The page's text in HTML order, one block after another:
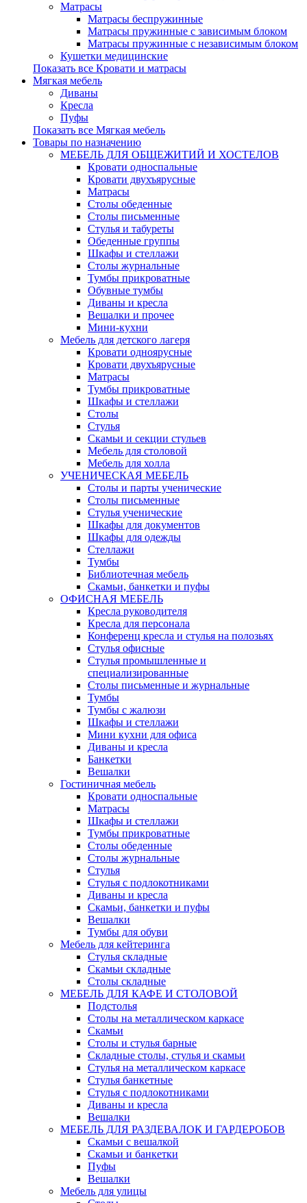
Матрасы
Матрасы беспружинные
Матрасы пружинные с зависимым блоком
Матрасы пружинные с независимым блоком
Кушетки медицинские
Показать все Кровати и матрасы
Мягкая мебель
Диваны
Кресла
Пуфы
Показать все Мягкая мебель
Товары по назначению
МЕБЕЛЬ ДЛЯ ОБЩЕЖИТИЙ И ХОСТЕЛОВ
Кровати односпальные
Кровати двухъярусные
Матрасы
Столы обеденные
Столы письменные
Стулья и табуреты
Обеденные группы
Шкафы и стеллажи
Столы журнальные
Тумбы прикроватные
Обувные тумбы
Диваны и кресла
Вешалки и прочее
Мини-кухни
Мебель для детского лагеря
Кровати одноярусные
Кровати двухъярусные
Матрасы
Тумбы прикроватные
Шкафы и стеллажи
Столы
Стулья
Скамьи и секции стульев
Мебель для столовой
Мебель для холла
УЧЕНИЧЕСКАЯ МЕБЕЛЬ
Столы и парты ученические
Столы письменные
Стулья ученические
Шкафы для документов
Шкафы для одежды
Стеллажи
Тумбы
Библиотечная мебель
Скамьи, банкетки и пуфы
ОФИСНАЯ МЕБЕЛЬ
Кресла руководителя
Кресла для персонала
Конференц кресла и стулья на полозьях
Стулья офисные
Стулья промышленные и
специализированные
Столы письменные и журнальные
Тумбы
Тумбы с жалюзи
Шкафы и стеллажи
Мини кухни для офиса
Диваны и кресла
Банкетки
Вешалки
Гостиничная мебель
Кровати односпальные
Матрасы
Шкафы и стеллажи
Тумбы прикроватные
Столы обеденные
Столы журнальные
Стулья
Стулья с подлокотниками
Диваны и кресла
Скамьи, банкетки и пуфы
Вешалки
Тумбы для обуви
Мебель для кейтеринга
Стулья складные
Скамьи складные
Столы складные
МЕБЕЛЬ ДЛЯ КАФЕ И СТОЛОВОЙ
Подстолья
Столы на металлическом каркасе
Скамьи
Столы и стулья барные
Складные столы, стулья и скамьи
Стулья на металлическом каркасе
Стулья банкетные
Стулья с подлокотниками
Диваны и кресла
Вешалки
МЕБЕЛЬ ДЛЯ РАЗДЕВАЛОК И ГАРДЕРОБОВ
Скамьи с вешалкой
Скамьи и банкетки
Пуфы
Вешалки
Мебель для улицы